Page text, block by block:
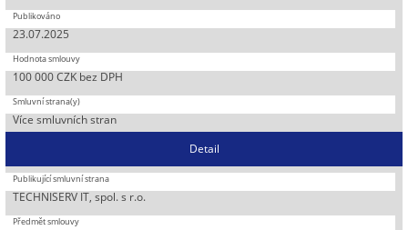
23.07.2025
100 000 CZK bez DPH
Více smluvních stran
Detail
TECHNISERV IT, spol. s r.o.